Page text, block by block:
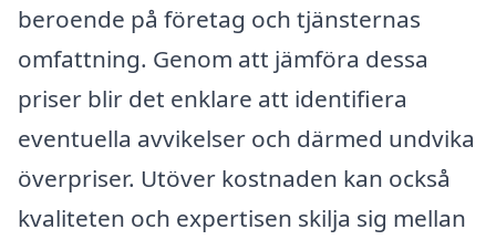
beroende på företag och tjänsternas
omfattning. Genom att jämföra dessa
priser blir det enklare att identifiera
eventuella avvikelser och därmed undvika
överpriser. Utöver kostnaden kan också
kvaliteten och expertisen skilja sig mellan